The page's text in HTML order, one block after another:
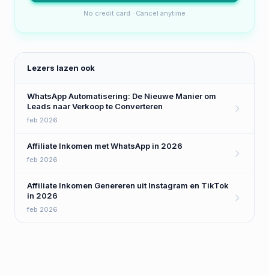
No credit card · Cancel anytime
Lezers lazen ook
WhatsApp Automatisering: De Nieuwe Manier om
Leads naar Verkoop te Converteren
feb 2026
Affiliate Inkomen met WhatsApp in 2026
feb 2026
Affiliate Inkomen Genereren uit Instagram en TikTok
in 2026
feb 2026